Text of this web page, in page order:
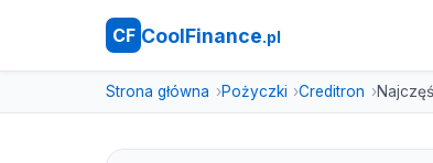
CF CoolFinance.pl
Strona główna Pożyczki Creditron